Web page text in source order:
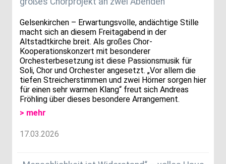
Gelsenkirchen – Erwartungsvolle, andächtige Stille
macht sich an diesem Freitagabend in der
Altstadtkirche breit. Als großes Chor-
Kooperationskonzert mit besonderer
Orchesterbesetzung ist diese Passionsmusik für
Soli, Chor und Orchester angesetzt. „Vor allem die
tiefen Streicherstimmen und zwei Hörner sorgen hier
für einen sehr warmen Klang“ freut sich Andreas
Fröhling über dieses besondere Arrangement.
> mehr
17.03.2026